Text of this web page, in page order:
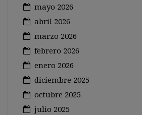
mayo 2026
abril 2026
marzo 2026
febrero 2026
enero 2026
diciembre 2025
octubre 2025
julio 2025